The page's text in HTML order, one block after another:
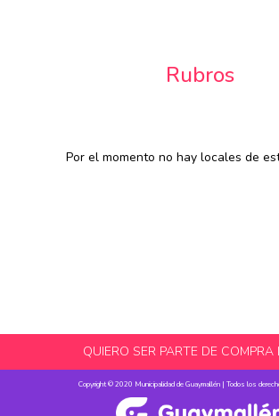
Rubros
Por el momento no hay locales de
QUIERO SER PARTE DE COMPRA
Copyright © 2020 Municipalidad de Guaymallén | Todos los